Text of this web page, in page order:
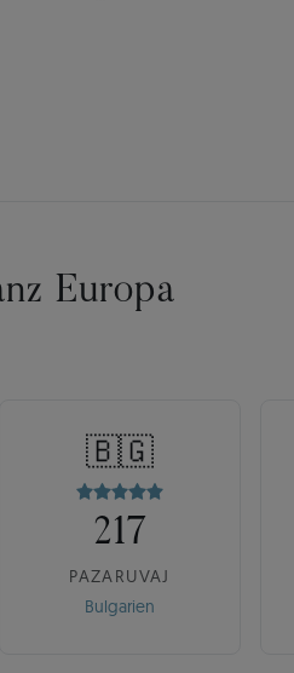
Europa
🇧🇬
217
PAZARUVAJ
Bulgarien